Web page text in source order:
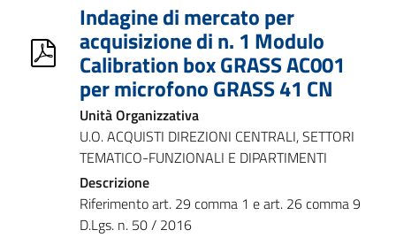
Indagine di mercato per
acquisizione di n. 1 Modulo
Calibration box GRASS AC001
per microfono GRASS 41 CN
Unità Organizzativa
U.O. ACQUISTI DIREZIONI CENTRALI, SETTORI
TEMATICO-FUNZIONALI E DIPARTIMENTI
Descrizione
Riferimento art. 29 comma 1 e art. 26 comma 9
D.Lgs. n. 50 / 2016